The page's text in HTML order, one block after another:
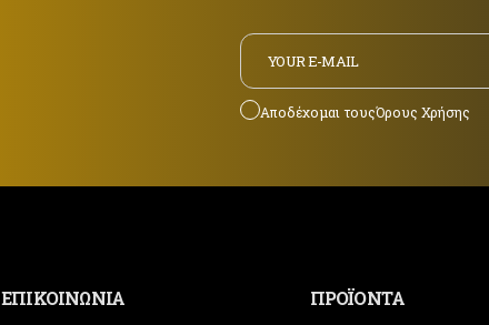
Αποδέχομαι τουςΌρους Χρήσης
ΕΠΙΚΟΙΝΩΝΙΑ
ΠΡΟΪΟΝΤΑ